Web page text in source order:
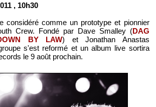
, 10h30
considéré comme un prototype et pionnier
Crew. Fondé par Dave Smalley (DAG
BY LAW) et Jonathan Anastas
s'est reformé et un album live sortira
le 9 août prochain.